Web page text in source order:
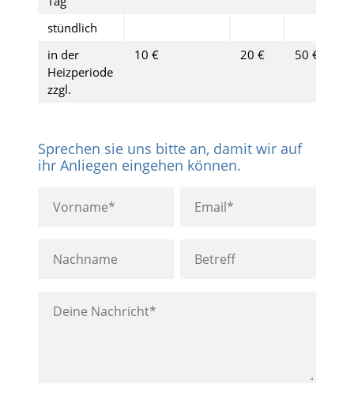
stündlich
in der
Heizperiode
zzgl.
10 € 20 € 50 €
Sprechen sie uns bitte an, damit wir auf
ihr Anliegen eingehen können.